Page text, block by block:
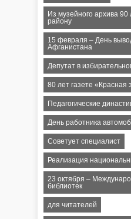
Из музейного архива 90
району
15 февраля – День
Афганистана
Депутат в
80 лет газете «Красная
Педагогические
День работника
Советует специалист
Реализация
23 октября –
библиотек
для читателей